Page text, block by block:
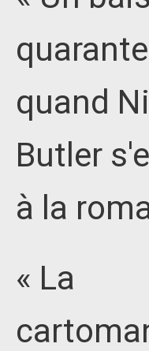
quand
Butler
à la
« La